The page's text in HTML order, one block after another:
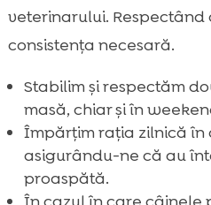
veterinarului. Respectând
consistența necesară.
Stabilim și respectăm
masă, chiar și în
Împărțim rația zilnică în
asigurându-ne că au
proaspătă.